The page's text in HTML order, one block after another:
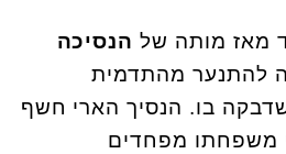
מאז מותה של הנסיכה
להתנער מהתדמית
בו. הנסיך הארי חשף
משפחתו מפחדים